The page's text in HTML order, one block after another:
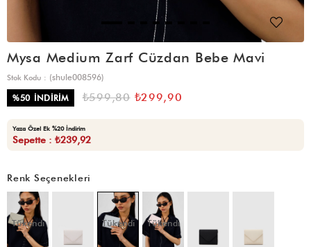
Mysa Medium Zarf Cüzdan Bebe Mavi
Stok Kodu
(shule008596)
%50 İNDIRIM ₺599,80 ₺299,90
Yaza Özel Ek %20 İndirim
Sepette : ₺239,92
Renk Seçenekleri
Tükendi Tükendi Tükendi